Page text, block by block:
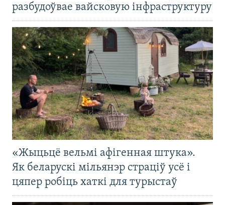
разбудоўвае вайсковую інфраструктуру
«Жыцьцё вельмі афігенная штука».
Як беларускі мільянэр страціў усё і
цяпер робіць хаткі для турыстаў